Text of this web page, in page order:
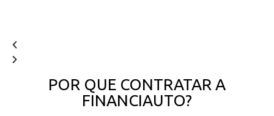
POR QUE CONTRATAR A
FINANCIAUTO?